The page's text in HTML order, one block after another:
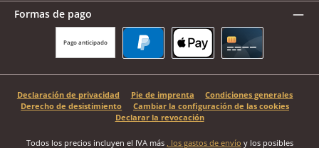
Formas de pago
Pago anticipado
Declaración de privacidad Pie de imprenta
Condiciones generales
Derecho de desistimiento
Cambiar la configuración de las cookies
Declarar la revocación
Todos los precios incluyen el IVA más , los gastos de envío y los posibles